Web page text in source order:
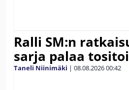
Ralli SM:n
sarja palaa
Taneli Niinimäki | 08.08.202600:42